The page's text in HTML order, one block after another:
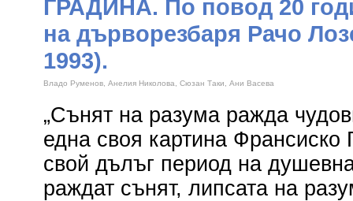
ГРАДИНА. По повод 20
на дърворезбаря Рачо
1993).
Владо Руменов, Анелия Николова, Сюзан Таки, Ани Васева
„Сънят на разума ражда
една своя картина
свой дълъг период на
раждат сънят, липсата на